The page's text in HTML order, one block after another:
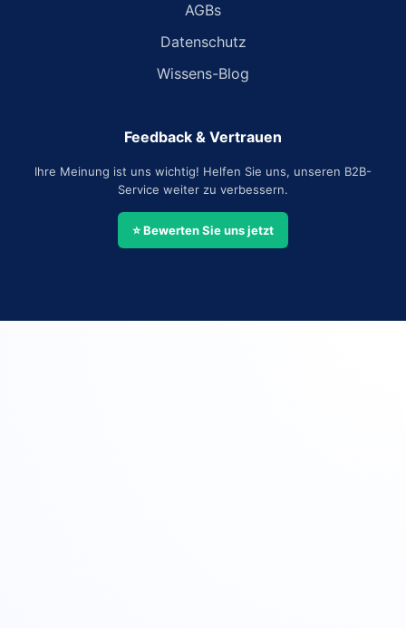
AGBs
Datenschutz
Wissens-Blog
Feedback & Vertrauen
Ihre Meinung ist uns wichtig! Helfen Sie uns, unseren B2B-
Service weiter zu verbessern.
⭐ Bewerten Sie uns jetzt